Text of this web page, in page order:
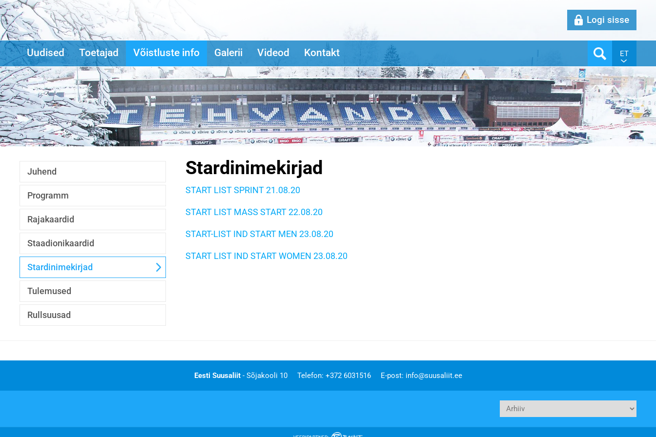
Logi sisse
Uudised Toetajad Võistluste info Galerii Videod Kontakt ET
Juhend
Programm
Rajakaardid
Staadionikaardid
Stardinimekirjad
Tulemused
Rullsuusad
Stardinimekirjad
START LIST SPRINT 21.08.20
START LIST MASS START 22.08.20
START-LIST IND START MEN 23.08.20
START LIST IND START WOMEN 23.08.20
Eesti Suusaliit- Sõjakooli 10 Telefon: +372 6031516 E-post: info@suusaliit.ee